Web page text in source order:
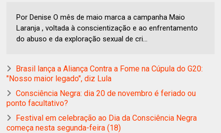
Por Denise O mês de maio marca a campanha Maio
Laranja , voltada à conscientização e ao enfrentamento
do abuso e da exploração sexual de cri...
Brasil lança a Aliança Contra a Fome na Cúpula do G20:
"Nosso maior legado", diz Lula
Consciência Negra: dia 20 de novembro é feriado ou
ponto facultativo?
Festival em celebração ao Dia da Consciência Negra
começa nesta segunda-feira (18)